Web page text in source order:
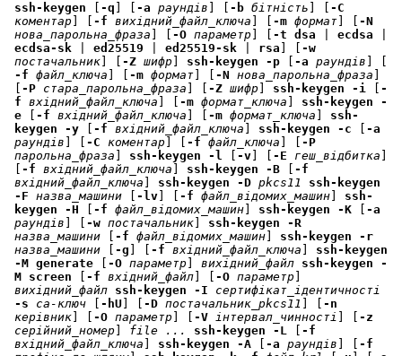
ssh-keygen -q -a раундів -b бітність
-C
коментар
-f вихідний_файл_ключа -m формат
-N
нова_парольна_фраза
-O параметр -t dsa ecdsa
ecdsa-sk
ed25519 ed25519-sk rsa
-w
постачальник
-Z шифр ssh-keygen -p -a раундів
-f файл_ключа -m формат -N нова_парольна_фраза
-P стара_парольна_фраза -Z шифр ssh-keygen -i
-
f вхідний_файл_ключа -m формат_ключа ssh-keygen
-
e
-f вхідний_файл_ключа -m формат_ключа
ssh-
keygen
-y -f вхідний_файл_ключа ssh-keygen -c
-a
раундів
-C коментар -f файл_ключа
-P
парольна_фраза
ssh-keygen -l -v -E геш_відбитка
-f вхідний_файл_ключа ssh-keygen -B
-f
вхідний_файл_ключа
ssh-keygen -D pkcs11
ssh-keygen
-F назва_машини -lv -f файл_відомих_машин
ssh-
keygen
-H -f файл_відомих_машин ssh-keygen -K
-a
раундів
-w постачальник ssh-keygen
-R
назва_машини
-f файл_відомих_машин ssh-keygen
-r
назва_машини
-g -f вхідний_файл_ключа
ssh-keygen
-M generate -O параметр вихідний_файл ssh-keygen
-
M screen -f вхідний_файл -O параметр
вихідний_файл ssh-keygen -I
сертифікат_ідентичності
-s
ca-ключ -hU -D постачальник_pkcs11
-n
керівник
-O параметр -V інтервал_чинності
-z
серійний_номер
file ... ssh-keygen -L
-f
вхідний_файл_ключа
ssh-keygen -A -a раундів
-f